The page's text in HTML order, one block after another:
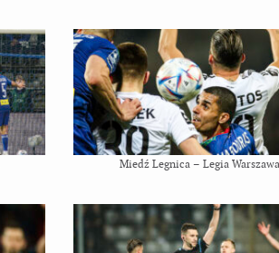
Miedź Legnica – Legia Warszawa